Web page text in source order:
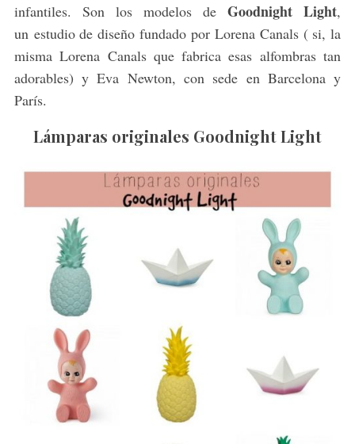
infantiles. Son los modelos deGoodnight Light,
un estudio de diseño fundado por Lorena Canals ( si, la
misma Lorena Canals que fabrica esas alfombras tan
adorables) y Eva Newton, con sede en Barcelona y
París.
Lámparas originales Goodnight Light